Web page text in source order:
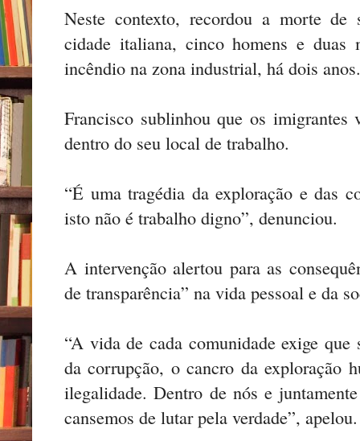
Neste contexto, recordou a morte de
cidade italiana, cinco homens e duas
incêndio na zona industrial, há dois anos.
Francisco sublinhou que os imigrantes
dentro do seu local de trabalho.
“É uma tragédia da exploração e das
isto não é trabalho digno”, denunciou.
A intervenção alertou para as
de transparência” na vida pessoal e da
“A vida de cada comunidade exige
da corrupção, o cancro da exploração
ilegalidade. Dentro de nós e
cansemos de lutar pela verdade”, apelou.